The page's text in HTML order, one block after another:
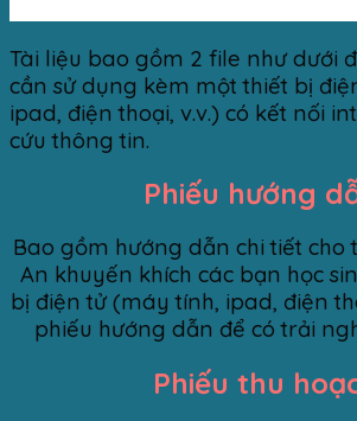
Tài liệu bao gồm 2 file như dưới
cần sử dụng kèm một thiết bị
ipad, điện thoại, v.v.) có kết nối
cứu thông tin.
Phiếu hướng
Bao gồm hướng dẫn chi tiết cho
An khuyến khích các bạn học
bị điện tử (máy tính, ipad, điện
phiếu hướng dẫn để có trải
Phiếu thu